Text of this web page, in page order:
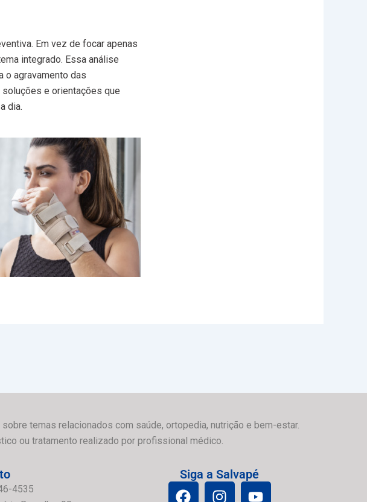
Em vez de focar apenas
integrado. Essa análise
o agravamento das
e orientações que
dia.
temas relacionados com saúde, ortopedia, nutrição e bem-estar.
ou tratamento realizado por profissional médico.
4535
Siga a Salvapé
F
I
Y